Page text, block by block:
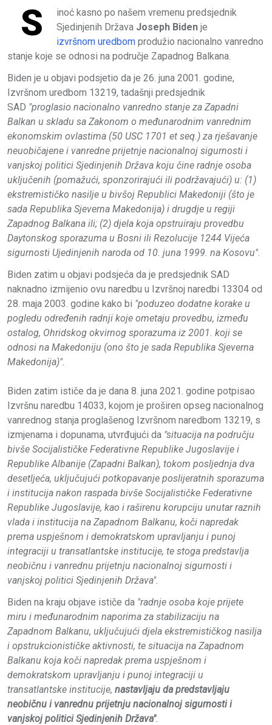
S
inoć kasno po našem vremenu predsjednik
Sjedinjenih Država Joseph Biden je
izvršnom uredbom produžio nacionalno vanredno
stanje koje se odnosi na područje Zapadnog Balkana.
Biden je u objavi podsjetio da je 26. juna 2001. godine,
Izvršnom uredbom 13219, tadašnji predsjednik
SAD "proglasio nacionalno vanredno stanje za Zapadni
Balkan u skladu sa Zakonom o međunarodnim vanrednim
ekonomskim ovlastima (50 USC 1701 et seq.) za rješavanje
neuobičajene i vanredne prijetnje nacionalnoj sigurnosti i
vanjskoj politici Sjedinjenih Država koju čine radnje osoba
uključenih (pomažući, sponzorirajući ili podržavajući) u: (1)
ekstremističko nasilje u bivšoj Republici Makedoniji (što je
sada Republika Sjeverna Makedonija) i drugdje u regiji
Zapadnog Balkana ili; (2) djela koja opstruiraju provedbu
Daytonskog sporazuma u Bosni ili Rezolucije 1244 Vijeća
sigurnosti Ujedinjenih naroda od 10. juna 1999. na Kosovu".
Biden zatim u objavi podsjeća da je predsjednik SAD
naknadno izmijenio ovu naredbu u Izvršnoj naredbi 13304 od
28. maja 2003. godine kako bi "poduzeo dodatne korake u
pogledu određenih radnji koje ometaju provedbu, između
ostalog, Ohridskog okvirnog sporazuma iz 2001. koji se
odnosi na Makedoniju (ono što je sada Republika Sjeverna
Makedonija)".
Biden zatim ističe da je dana 8. juna 2021. godine potpisao
Izvršnu naredbu 14033, kojom je proširen opseg nacionalnog
vanrednog stanja proglašenog Izvršnom naredbom 13219, s
izmjenama i dopunama, utvrđujući da "situacija na području
bivše Socijalističke Federativne Republike Jugoslavije i
Republike Albanije (Zapadni Balkan), tokom posljednja dva
desetljeća, uključujući potkopavanje poslijeratnih sporazuma
i institucija nakon raspada bivše Socijalističke Federativne
Republike Jugoslavije, kao i raširenu korupciju unutar raznih
vlada i institucija na Zapadnom Balkanu, koči napredak
prema uspješnom i demokratskom upravljanju i punoj
integraciji u transatlantske institucije, te stoga predstavlja
neobičnu i vanrednu prijetnju nacionalnoj sigurnosti i
vanjskoj politici Sjedinjenih Država".
Biden na kraju objave ističe da "radnje osoba koje prijete
miru i međunarodnim naporima za stabilizaciju na
Zapadnom Balkanu, uključujući djela ekstremističkog nasilja
i opstrukcionističke aktivnosti, te situacija na Zapadnom
Balkanu koja koči napredak prema uspješnom i
demokratskom upravljanju i punoj integraciji u
transatlantske institucije, nastavljaju da predstavljaju
neobičnu i vanrednu prijetnju nacionalnoj sigurnosti i
vanjskoj politici Sjedinjenih Država".